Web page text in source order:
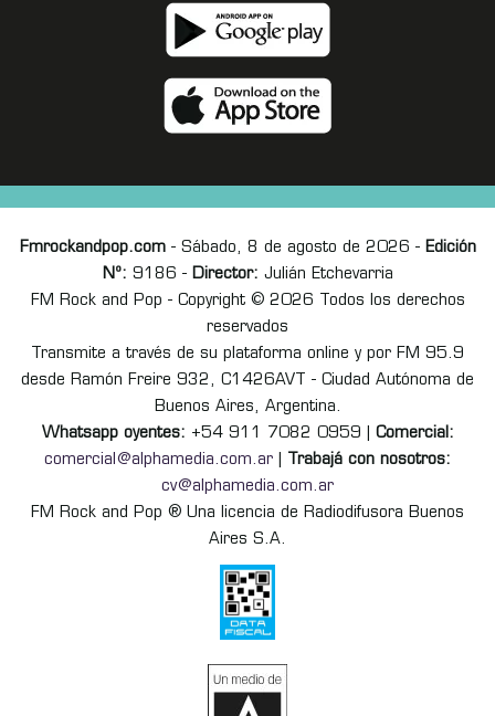
Fmrockandpop.com- Sábado, 8 de agosto de 2026 - Edición
Nº: 9186 - Director: Julián Etchevarria
FM Rock and Pop - Copyright © 2026 Todos los derechos
reservados
Transmite a través de su plataforma online y por FM 95.9
desde Ramón Freire 932, C1426AVT - Ciudad Autónoma de
Buenos Aires, Argentina.
Whatsapp oyentes: +54 911 7082 0959 | Comercial:
comercial@alphamedia.com.ar
Trabajá con nosotros:
cv@alphamedia.com.ar
FM Rock and Pop ® Una licencia de Radiodifusora Buenos
Aires S.A.